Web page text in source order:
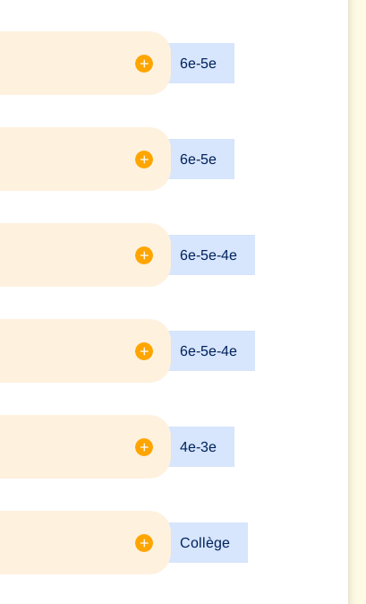
+ 6e-5e
+ 6e-5e
+ 6e-5e-4e
+ 6e-5e-4e
+ 4e-3e
+ Collège